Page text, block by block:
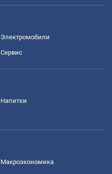
Электромобили
Сервис
Напитки
Mакроэкономика